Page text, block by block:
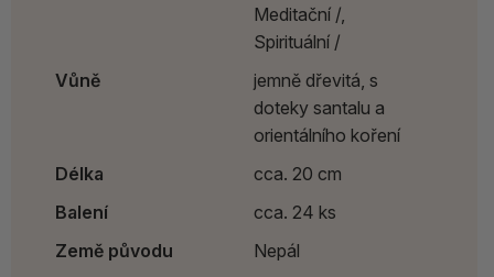
Meditační /,
Spirituální /
Vůně
jemně dřevitá, s
doteky santalu a
orientálního koření
Délka
cca. 20 cm
Balení
cca. 24 ks
Země původu
Nepál